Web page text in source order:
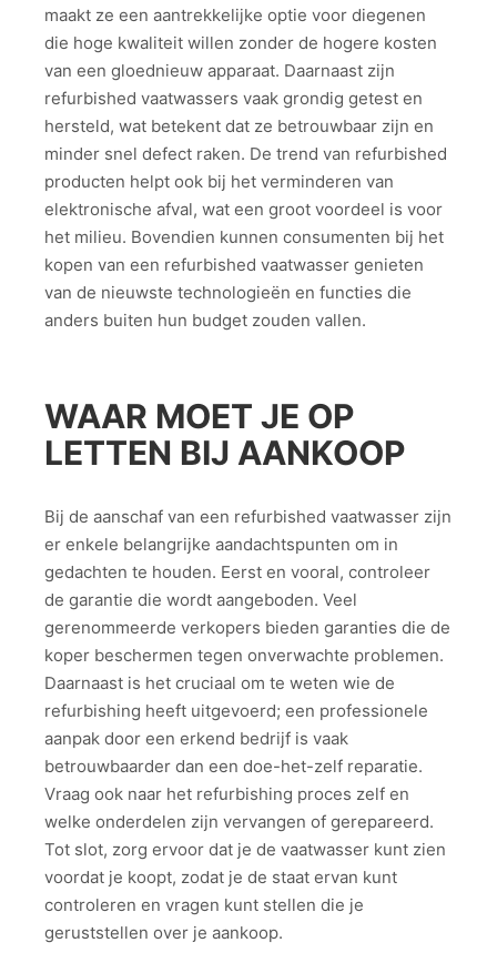
maakt ze een aantrekkelijke optie voor diegenen
die hoge kwaliteit willen zonder de hogere kosten
van een gloednieuw apparaat. Daarnaast zijn
refurbished vaatwassers vaak grondig getest en
hersteld, wat betekent dat ze betrouwbaar zijn en
minder snel defect raken. De trend van refurbished
producten helpt ook bij het verminderen van
elektronische afval, wat een groot voordeel is voor
het milieu. Bovendien kunnen consumenten bij het
kopen van een refurbished vaatwasser genieten
van de nieuwste technologieën en functies die
anders buiten hun budget zouden vallen.
WAAR MOET JE OP
LETTEN BIJ AANKOOP
Bij de aanschaf van een refurbished vaatwasser zijn
er enkele belangrijke aandachtspunten om in
gedachten te houden. Eerst en vooral, controleer
de garantie die wordt aangeboden. Veel
gerenommeerde verkopers bieden garanties die de
koper beschermen tegen onverwachte problemen.
Daarnaast is het cruciaal om te weten wie de
refurbishing heeft uitgevoerd; een professionele
aanpak door een erkend bedrijf is vaak
betrouwbaarder dan een doe-het-zelf reparatie.
Vraag ook naar het refurbishing proces zelf en
welke onderdelen zijn vervangen of gerepareerd.
Tot slot, zorg ervoor dat je de vaatwasser kunt zien
voordat je koopt, zodat je de staat ervan kunt
controleren en vragen kunt stellen die je
geruststellen over je aankoop.